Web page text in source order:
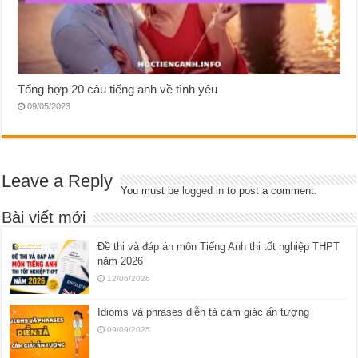
Tổng hợp 20 câu tiếng anh về tình yêu
09/05/2023
Leave a Reply You must be logged in to post a comment.
Bài viết mới
Đề thi và đáp án môn Tiếng Anh thi tốt nghiệp THPT
năm 2026
12/06/2026
Idioms và phrases diễn tả cảm giác ấn tượng
09/09/2025